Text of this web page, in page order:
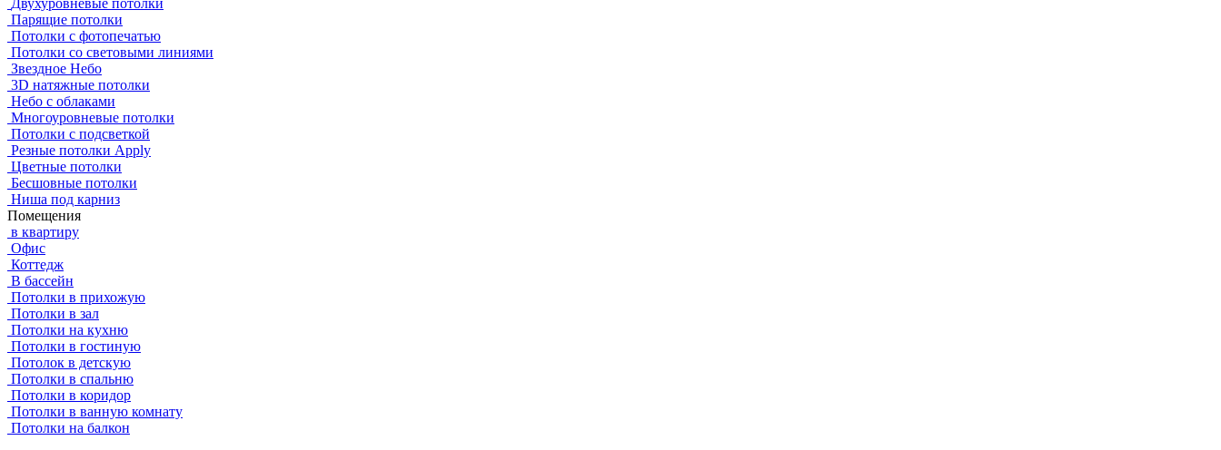
Двухуровневые потолки
Парящие потолки
Потолки с фотопечатью
Потолки со световыми линиями
Звездное Небо
3D натяжные потолки
Небо с облаками
Многоуровневые потолки
Потолки с подсветкой
Резные потолки Apply
Цветные потолки
Бесшовные потолки
Ниша под карниз
Помещения
в квартиру
Офис
Коттедж
В бассейн
Потолки в прихожую
Потолки в зал
Потолки на кухню
Потолки в гостиную
Потолок в детскую
Потолки в спальню
Потолки в коридор
Потолки в ванную комнату
Потолки на балкон